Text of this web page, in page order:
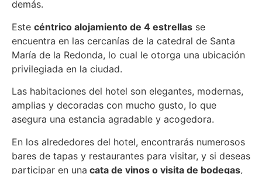
demás.
Este céntrico alojamiento de 4 estrellas se
encuentra en las cercanías de la catedral de Santa
María de la Redonda, lo cual le otorga una ubicación
privilegiada en la ciudad.
Las habitaciones del hotel son elegantes, modernas,
amplias y decoradas con mucho gusto, lo que
asegura una estancia agradable y acogedora.
En los alrededores del hotel, encontrarás numerosos
bares de tapas y restaurantes para visitar, y si deseas
participar en una cata de vinos o visita de bodegas,